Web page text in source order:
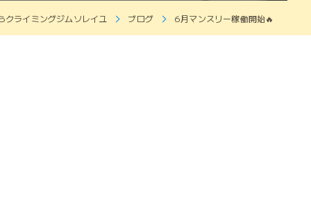
クライミングジムソレイユ ブログ 6月マンスリー稼働開始🔥